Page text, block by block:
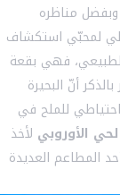
مناظره
لمحبّي استكشاف
فهي بقعة
بالذكر أنّ البحيرة
للملح في
الأوروبي لأخذ
المطاعم العديدة